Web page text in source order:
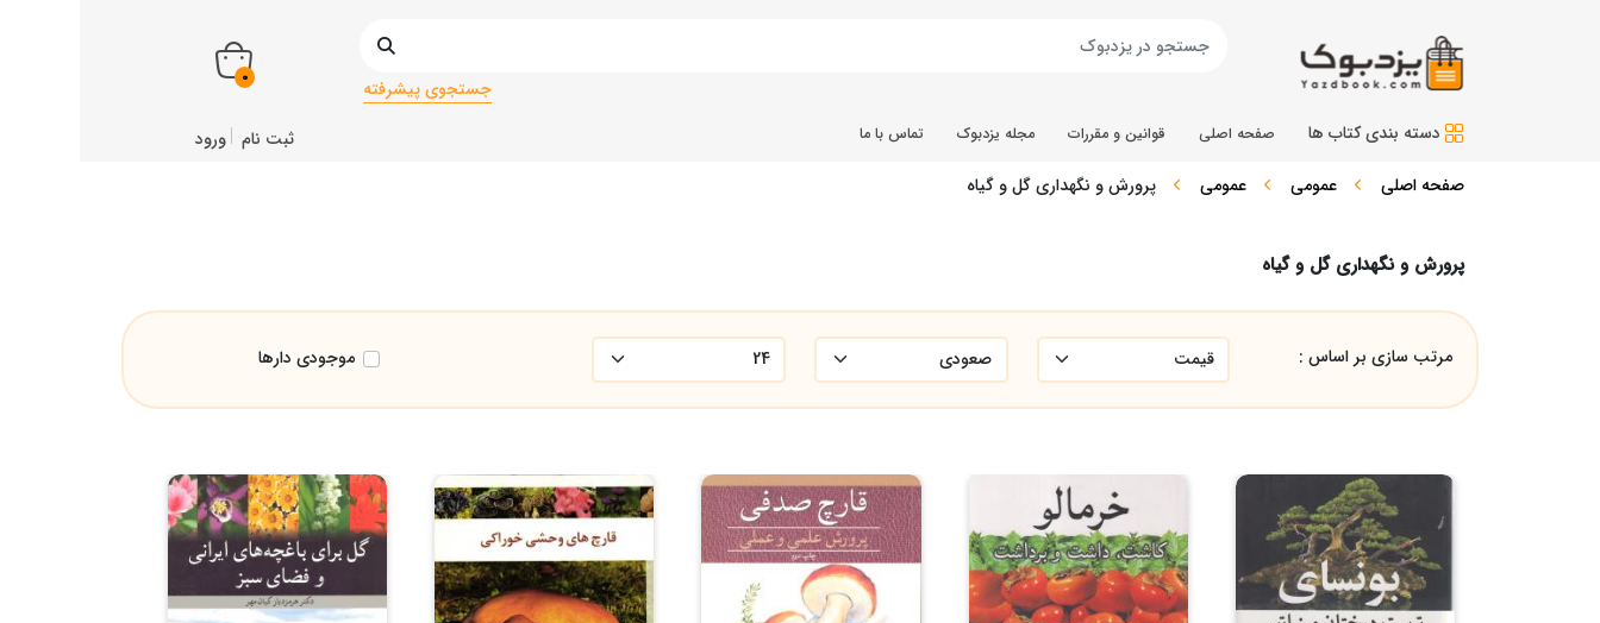
جستجوی پیشرفته 0
دسته بندی کتاب ها صفحه اصلی قوانین و مقررات مجله یزدبوک تماس با ما ثبت نام
ورود
صفحه اصلی
عمومی عمومی پرورش و نگهداری گل و گیاه
پرورش و نگهداری گل و گیاه
مرتب سازی بر اساس : موجودی دارها